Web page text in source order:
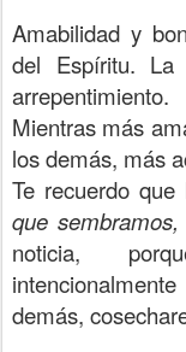
Amabilidad y
del Espíritu.
arrepentimiento.
Mientras más
los demás, más
Te recuerdo
que sembramos,
noticia,
demás,